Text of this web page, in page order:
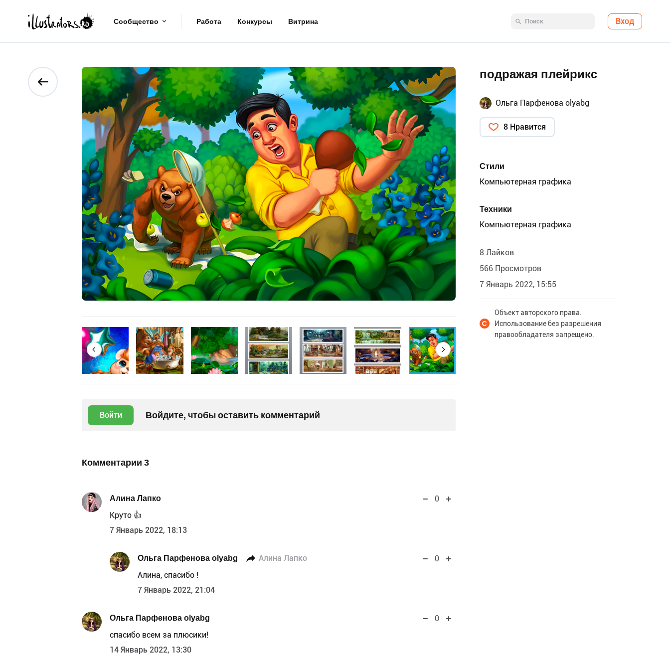
Сообщество Работа Конкурсы Витрина Вход
Войти Войдите, чтобы оставить комментарий
Комментарии 3
Алина Лапко
0
Круто 👍
7 Январь 2022, 18:13
Ольга Парфенова olyabg Алина Лапко
0
Алина, спасибо !
7 Январь 2022, 21:04
Ольга Парфенова olyabg
0
спасибо всем за плюсики!
14 Январь 2022, 13:30
подражая плейрикс
Ольга Парфенова olyabg
8 Нравится
Стили
Компьютерная графика
Техники
Компьютерная графика
8 Лайков
566 Просмотров
7 Январь 2022, 15:55
Объект авторского права.
Использование без разрешения
правообладателя запрещено.